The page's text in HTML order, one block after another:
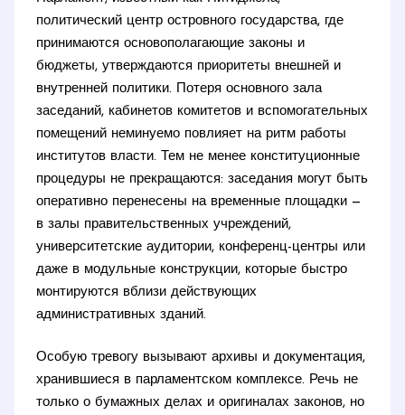
политический центр островного государства, где
принимаются основополагающие законы и
бюджеты, утверждаются приоритеты внешней и
внутренней политики. Потеря основного зала
заседаний, кабинетов комитетов и вспомогательных
помещений неминуемо повлияет на ритм работы
институтов власти. Тем не менее конституционные
процедуры не прекращаются: заседания могут быть
оперативно перенесены на временные площадки —
в залы правительственных учреждений,
университетские аудитории, конференц-центры или
даже в модульные конструкции, которые быстро
монтируются вблизи действующих
административных зданий.
Особую тревогу вызывают архивы и документация,
хранившиеся в парламентском комплексе. Речь не
только о бумажных делах и оригиналах законов, но